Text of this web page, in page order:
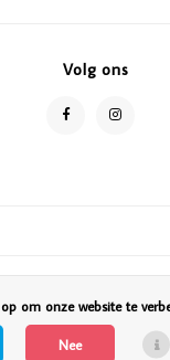
Volg ons
om onze website te
Nee